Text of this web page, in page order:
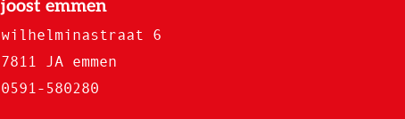
joost emmen
wilhelminastraat 6
7811 JA emmen
0591-580280